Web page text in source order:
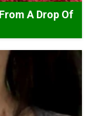
A Drop Of